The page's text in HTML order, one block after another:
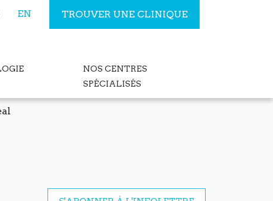
EN TROUVER UNE CLINIQUE
NOS CENTRES
SPÉCIALISÉS